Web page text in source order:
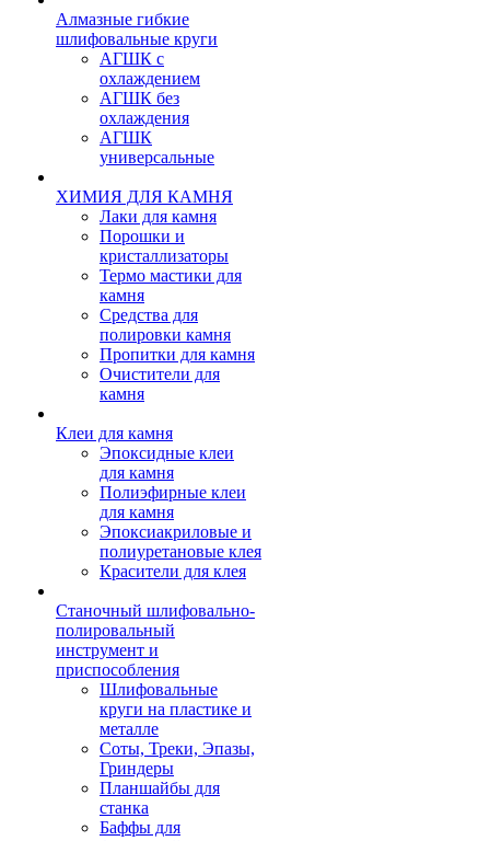
Алмазные гибкие
шлифовальные круги
АГШК с
охлаждением
АГШК без
охлаждения
АГШК
универсальные
ХИМИЯ ДЛЯ КАМНЯ
Лаки для камня
Порошки и
кристаллизаторы
Термо мастики для
камня
Средства для
полировки камня
Пропитки для камня
Очистители для
камня
Клеи для камня
Эпоксидные клеи
для камня
Полиэфирные клеи
для камня
Эпоксиакриловые и
полиуретановые клея
Красители для клея
Станочный шлифовально-
полировальный
инструмент и
приспособления
Шлифовальные
круги на пластике и
металле
Соты, Треки, Эпазы,
Гриндеры
Планшайбы для
станка
Баффы для